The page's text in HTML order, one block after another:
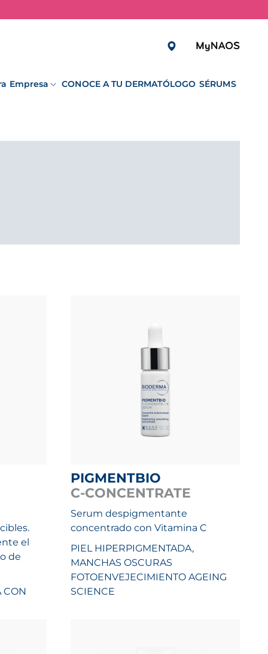
Empresa CONOCE A TU DERMATÓLOGO SÉRUMS
el
de
CON
PIGMENTBIO
C-CONCENTRATE
Serum despigmentante
concentrado con Vitamina C
PIEL HIPERPIGMENTADA,
MANCHAS OSCURAS
FOTOENVEJECIMIENTO AGEING
SCIENCE